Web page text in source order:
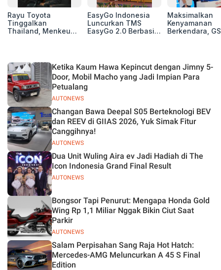
Rayu Toyota
Tinggalkan
Thailand, Menkeu
Basis Produksi
ASEAN
EasyGo Indonesia
Luncurkan TMS
EasyGo 2.0 Berbasis
Maksimalkan
Kenyamanan
Berkendara,
AUTONEWS
Ketika Kaum Hawa Kepincut dengan Jimny 5-
Door, Mobil Macho yang Jadi Impian Para
Petualang
AUTONEWS
Changan Bawa Deepal S05 Berteknologi BEV
dan REEV di GIIAS 2026, Yuk Simak Fitur
Canggihnya!
AUTONEWS
Dua Unit Wuling Aira ev Jadi Hadiah di The
Icon Indonesia Grand Final Result
AUTONEWS
Bongsor Tapi Penurut: Mengapa Honda Gold
Wing Rp 1,1 Miliar Nggak Bikin Ciut Saat
Parkir
Salam Perpisahan Sang Raja Hot Hatch:
Mercedes-AMG Meluncurkan A 45 S Final
Edition